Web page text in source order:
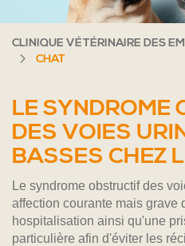
CLINIQUE VÉTÉRINAIRE DES
CHAT
LE SYNDROME
DES VOIES
BASSES CHEZ
Le syndrome obstructif des
affection courante mais grave
hospitalisation ainsi qu'une
particulière afin d'éviter les